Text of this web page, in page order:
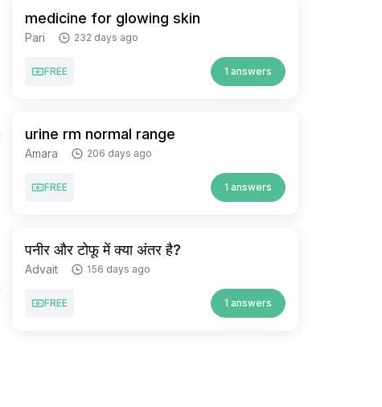
medicine for glowing skin
Pari 232 days ago
FREE 1 answers
urine rm normal range
Amara 206 days ago
FREE 1 answers
पनीर और टोफू में क्या अंतर है?
Advait 156 days ago
FREE 1 answers